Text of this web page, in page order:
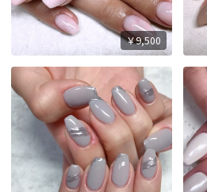
￥9,500